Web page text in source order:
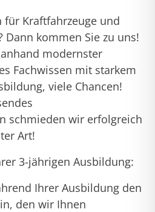
für Kraftfahrzeuge und
Dann kommen Sie zu uns!
modernster
Fachwissen mit starkem
viele Chancen!
schmieden wir erfolgreich
Art!
3-jährigen Ausbildung:
Ihrer Ausbildung den
den wir Ihnen